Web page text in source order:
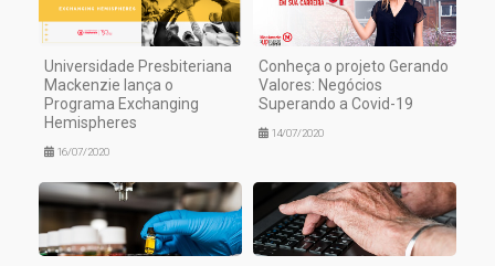
Universidade Presbiteriana
Mackenzie lança o
Programa Exchanging
Hemispheres
16/07/2020
Conheça o projeto Gerando
Valores: Negócios
Superando a Covid-19
14/07/2020